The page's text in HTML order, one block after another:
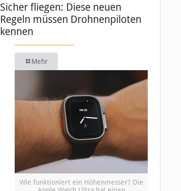
Sicher fliegen: Diese neuen
Regeln müssen Drohnenpiloten
kennen
Mehr
Wie funktioniert ein Höhenmesser? Die